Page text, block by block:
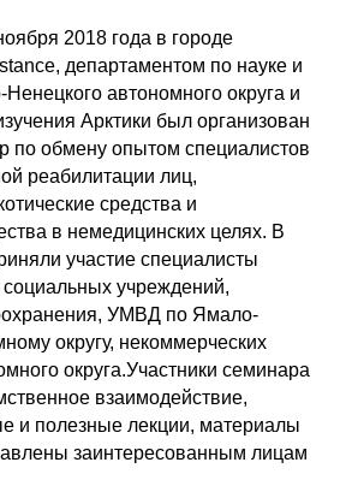
2018 года в городе
департаментом по науке и
автономного округа и
Арктики был организован
по обмену опытом специалистов
реабилитации лиц,
средства и
в немедицинских целях. В
участие специалисты
учреждений,
УМВД по Ямало-
округу, некоммерческих
округа.Участники семинара
взаимодействие,
и полезные лекции, материалы
заинтересованным лицам